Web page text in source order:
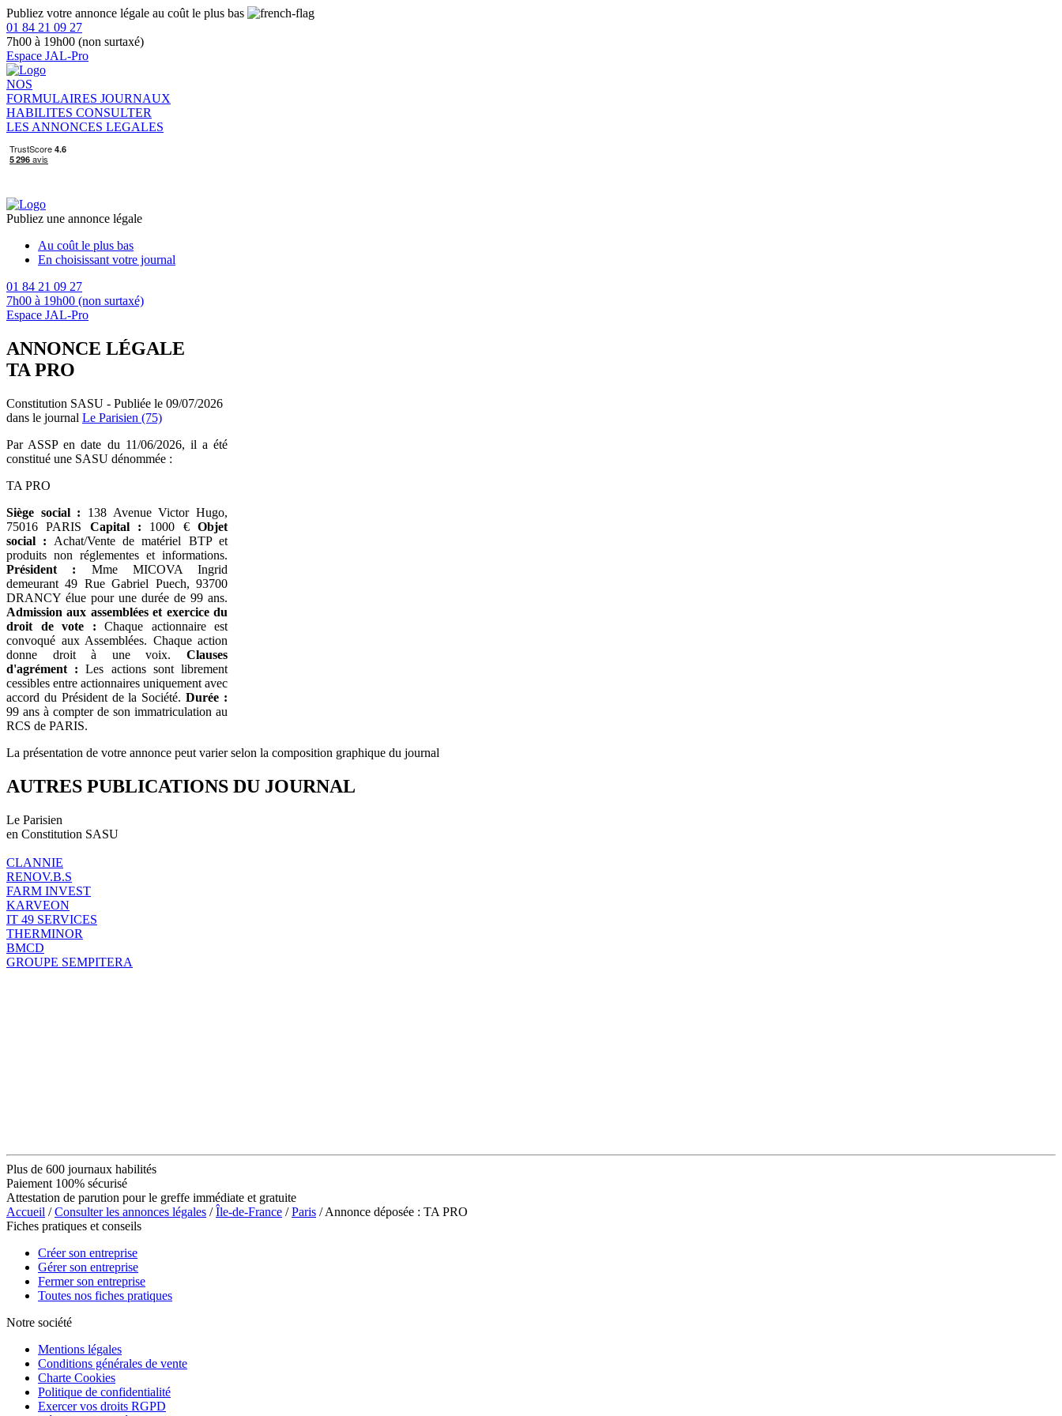
Publiez votre annonce légale au coût le plus bas
01 84 21 09 27
7h00 à 19h00 (non surtaxé)
Espace JAL-Pro
NOS
FORMULAIRES JOURNAUX
HABILITES CONSULTER
LES ANNONCES LEGALES
Publiez une annonce légale
Au coût le plus bas
En choisissant votre journal
01 84 21 09 27
7h00 à 19h00 (non surtaxé)
Espace JAL-Pro
ANNONCE LÉGALE
TA PRO
Constitution SASU - Publiée le 09/07/2026
dans le journal Le Parisien (75)
Par ASSP en date du 11/06/2026, il a été
constitué une SASU dénommée :
TA PRO
Siège social : 138 Avenue Victor Hugo,
75016 PARIS Capital : 1000 €Objet
social : Achat/Vente de matériel BTP et
produits non réglementes et informations.
Président : Mme MICOVA Ingrid
demeurant 49 Rue Gabriel Puech, 93700
DRANCY élue pour une durée de 99 ans.
Admission aux assemblées et exercice du
droit de vote : Chaque actionnaire est
convoqué aux Assemblées. Chaque action
donne droit à une voix. Clauses
d'agrément : Les actions sont librement
cessibles entre actionnaires uniquement avec
accord du Président de la Société.Durée :
99 ans à compter de son immatriculation au
RCS de PARIS.
La présentation de votre annonce peut varier selon la composition graphique du journal
AUTRES PUBLICATIONS DU JOURNAL
Le Parisien
en Constitution SASU
CLANNIE
RENOV.B.S
FARM INVEST
KARVEON
IT 49 SERVICES
THERMINOR
BMCD
GROUPE SEMPITERA
Plus de 600 journaux habilités
Paiement 100% sécurisé
Attestation de parution pour le greffe immédiate et gratuite
Accueil /Consulter les annonces légales /Île-de-France /Paris / Annonce déposée : TA PRO
Fiches pratiques et conseils
Créer son entreprise
Gérer son entreprise
Fermer son entreprise
Toutes nos fiches pratiques
Notre société
Mentions légales
Conditions générales de vente
Charte Cookies
Politique de confidentialité
Exercer vos droits RGPD